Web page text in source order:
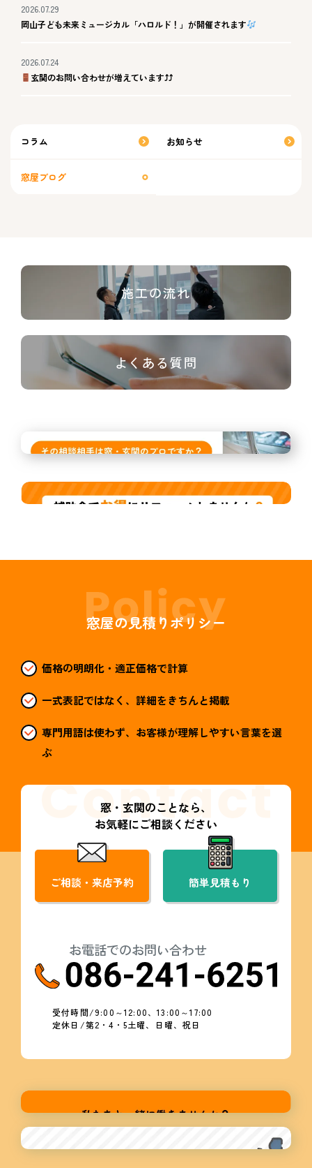
2026.07.29
岡山子ども未来ミュージカル「ハロルド！」が開催されます
2026.07.24
玄関のお問い合わせが増えています⤴⤴
コラム お知らせ
窓屋ブログ
施工の流れ
よくある質問
窓屋の見積りポリシー
価格の明朗化・適正価格で計算
一式表記ではなく、詳細をきちんと掲載
専門用語は使わず、お客様が理解しやすい言葉を選
ぶ
窓・玄関のことなら、
お気軽にご相談ください
ご相談・来店予約 簡単見積もり
お電話でのお問い合わせ
受付時間/9:00～12:00、13:00～17:00
定休日/第2・4・5土曜、日曜、祝日